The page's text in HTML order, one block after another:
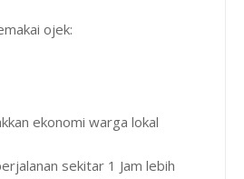
ojek:
ekonomi warga lokal
sekitar 1 Jam lebih